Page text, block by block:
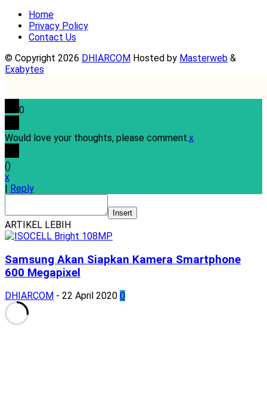
Home
Privacy Policy
Contact Us
© Copyright 2026 DHIARCOM Hosted by Masterweb &
Exabytes
0
Would love your thoughts, please comment.x
()
x
| Reply
Insert
ARTIKEL LEBIH
Samsung Akan Siapkan Kamera Smartphone
600 Megapixel
DHIARCOM - 22 April 2020 0